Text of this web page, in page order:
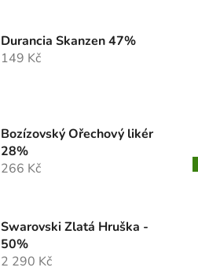
Durancia Skanzen 47%
149 Kč
Bozízovský Ořechový likér
28%
266 Kč
Swarovski Zlatá Hruška -
50%
2 290 Kč